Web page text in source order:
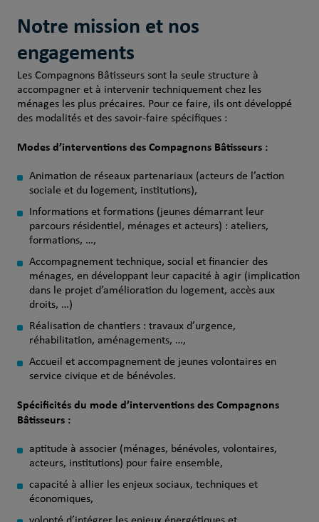
Notre mission et nos
engagements
Les Compagnons Bâtisseurs sont la seule structure à
accompagner et à intervenir techniquement chez les
ménages les plus précaires. Pour ce faire, ils ont développé
des modalités et des savoir-faire spécifiques :
Modes d’interventions des Compagnons Bâtisseurs :
Animation de réseaux partenariaux (acteurs de l’action
sociale et du logement, institutions),
Informations et formations (jeunes démarrant leur
parcours résidentiel, ménages et acteurs) : ateliers,
formations, …,
Accompagnement technique, social et financier des
ménages, en développant leur capacité à agir (implication
dans le projet d’amélioration du logement, accès aux
droits, …)
Réalisation de chantiers : travaux d’urgence,
réhabilitation, aménagements, …,
Accueil et accompagnement de jeunes volontaires en
service civique et de bénévoles.
Spécificités du mode d’interventions des Compagnons
Bâtisseurs :
aptitude à associer (ménages, bénévoles, volontaires,
acteurs, institutions) pour faire ensemble,
capacité à allier les enjeux sociaux, techniques et
économiques,